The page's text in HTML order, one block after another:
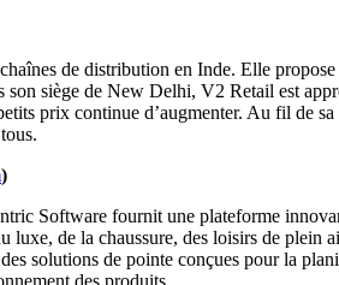
de distribution en Inde. Elle
siège de New Delhi, V2 Retail est
prix continue d’augmenter. Au fil de
)
Software fournit une plateforme
luxe, de la chaussure, des loisirs de plein
solutions de pointe conçues pour la